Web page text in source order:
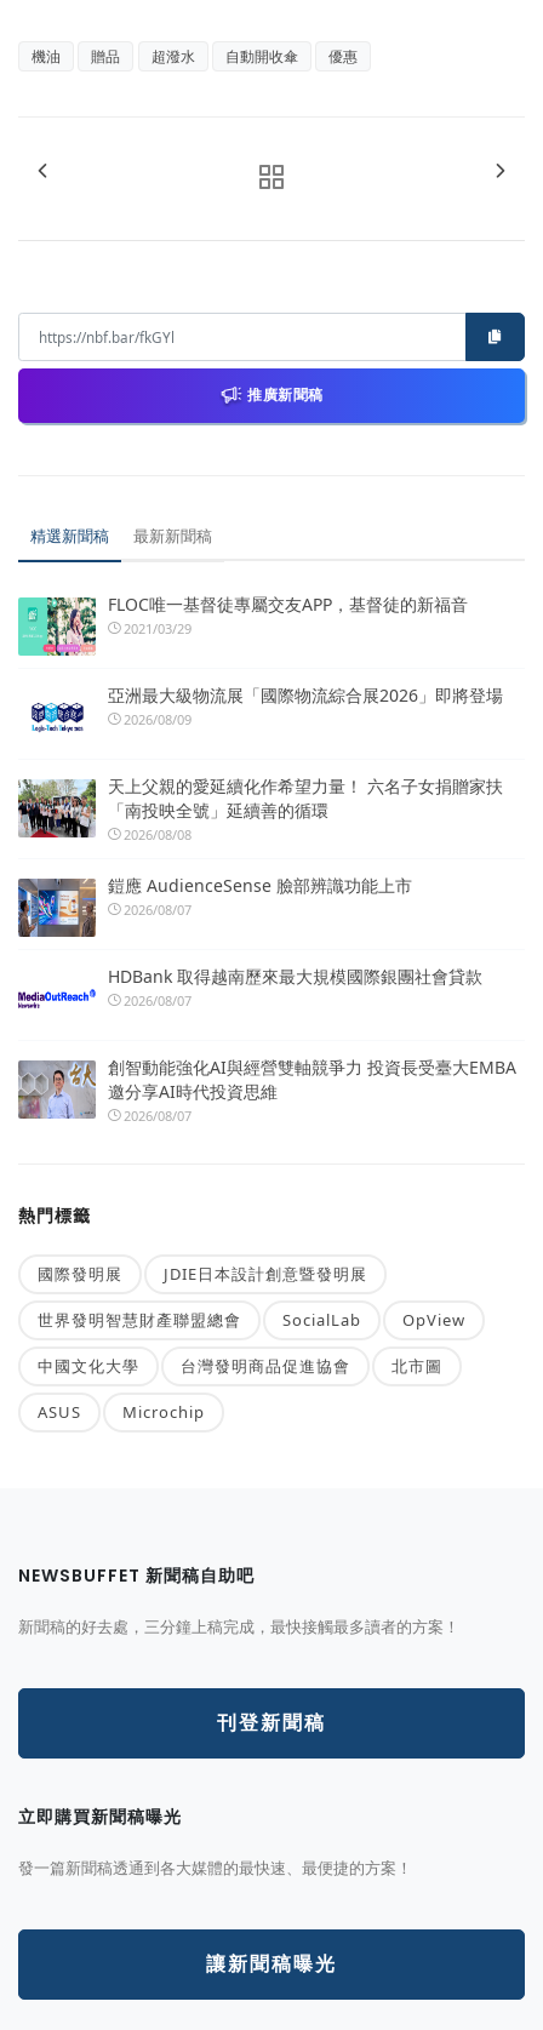
機油 贈品 超潑水 自動開收傘 優惠
推廣新聞稿
精選新聞稿 最新新聞稿
FLOC唯一基督徒專屬交友APP，基督徒的新福音
2021/03/29
亞洲最大級物流展「國際物流綜合展2026」即將登場
2026/08/09
天上父親的愛延續化作希望力量！ 六名子女捐贈家扶
「南投映全號」延續善的循環
2026/08/08
鎧應 AudienceSense 臉部辨識功能上市
2026/08/07
HDBank 取得越南歷來最大規模國際銀團社會貸款
2026/08/07
創智動能強化AI與經營雙軸競爭力 投資長受臺大EMBA
邀分享AI時代投資思維
2026/08/07
熱門標籤
國際發明展 JDIE日本設計創意暨發明展
世界發明智慧財產聯盟總會 SocialLab OpView
中國文化大學 台灣發明商品促進協會 北市圖
ASUS Microchip
NEWSBUFFET 新聞稿自助吧
新聞稿的好去處，三分鐘上稿完成，最快接觸最多讀者的方案！
刊登新聞稿
立即購買新聞稿曝光
發一篇新聞稿透通到各大媒體的最快速、最便捷的方案！
讓新聞稿曝光